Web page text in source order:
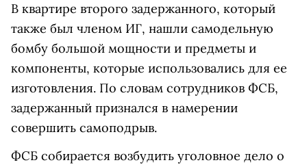
В квартире второго задержанного, который
также был членом ИГ, нашли самодельную
бомбу большой мощности и предметы и
компоненты, которые использовались для ее
изготовления. По словам сотрудников ФСБ,
задержанный признался в намерении
совершить самоподрыв.
ФСБ собирается возбудить уголовное дело о